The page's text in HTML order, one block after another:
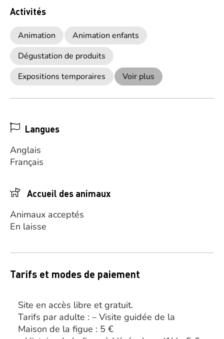
Activités
Animation
Animation enfants
Dégustation de produits
Expositions temporaires
Voir plus
Langues
Anglais
Français
Accueil des animaux
Animaux acceptés
En laisse
Tarifs et modes de paiement
Site en accès libre et gratuit.
Tarifs par adulte : – Visite guidée de la
Maison de la figue : 5 €